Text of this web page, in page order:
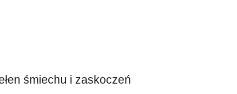
śmiechu i zaskoczeń